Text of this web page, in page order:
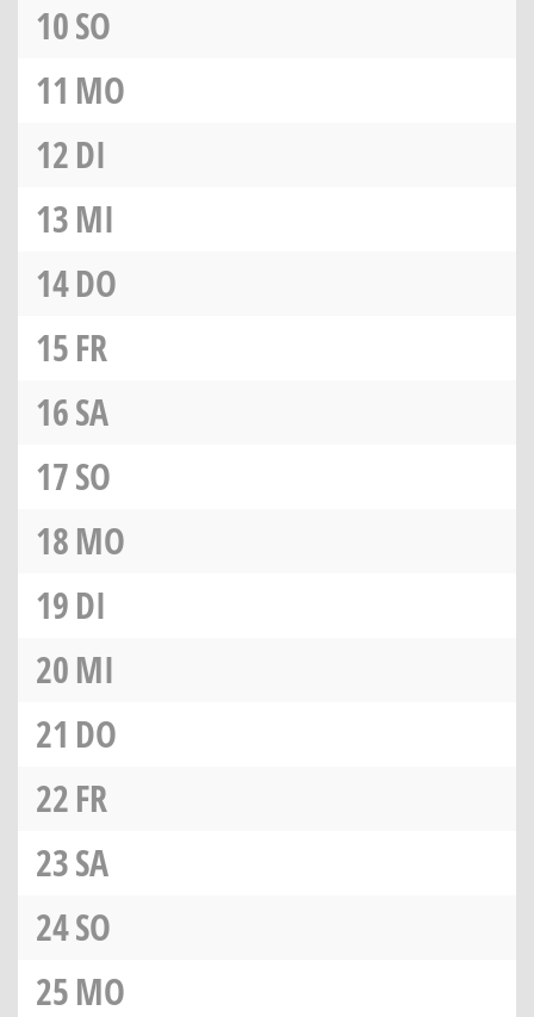
10SO
11 MO
12DI
13MI
14DO
15FR
16SA
17SO
18MO
19DI
20MI
21 DO
22FR
23SA
24SO
25MO